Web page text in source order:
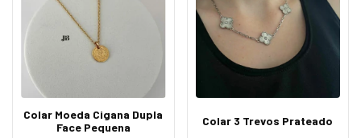
Colar Moeda Cigana Dupla
Face Pequena
Colar 3 Trevos Prateado